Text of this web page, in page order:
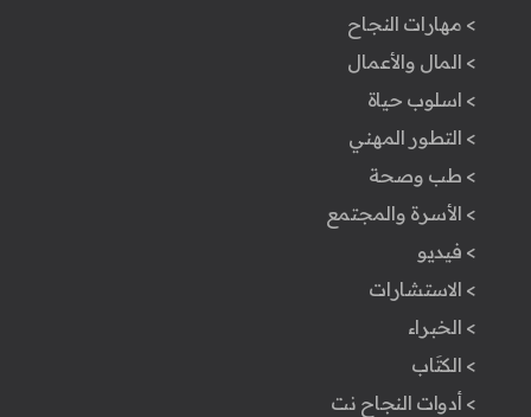
> مهارات النجاح
> المال والأعمال
> اسلوب حياة
> التطور المهني
> طب وصحة
> الأسرة والمجتمع
> فيديو
> الاستشارات
> الخبراء
> الكتَاب
> أدوات النجاح نت